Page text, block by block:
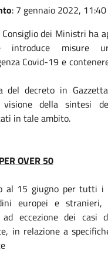
: 7 gennaio 2022, 11:40
dei Ministri ha
introduce misure
Covid-19 e
del decreto in
visione della sintesi
in tale ambito.
OVER 50
al 15 giugno per tutti i
europei e stranieri,
eccezione dei casi
in relazione a